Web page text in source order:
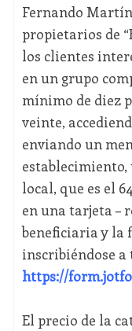
Fernando
propietarios de
los clientes
en un grupo
mínimo de diez
veinte,
enviando un
local, que es el
en una tarjeta –
beneficiaria y la
inscribiéndose
https://
El precio de la